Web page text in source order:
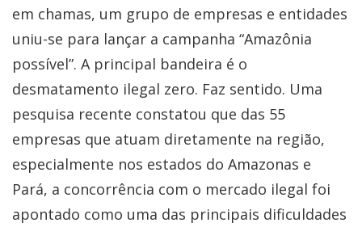
em chamas, um grupo de empresas e entidades
uniu-se para lançar a campanha “Amazônia
possível”. A principal bandeira é o
desmatamento ilegal zero. Faz sentido. Uma
pesquisa recente constatou que das 55
empresas que atuam diretamente na região,
especialmente nos estados do Amazonas e
Pará, a concorrência com o mercado ilegal foi
apontado como uma das principais dificuldades